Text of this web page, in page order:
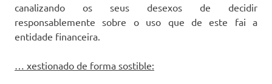
canalizando os seus desexos de decidir
responsablemente sobre o uso que de este fai a
entidade financeira.
… xestionado de forma sostible: